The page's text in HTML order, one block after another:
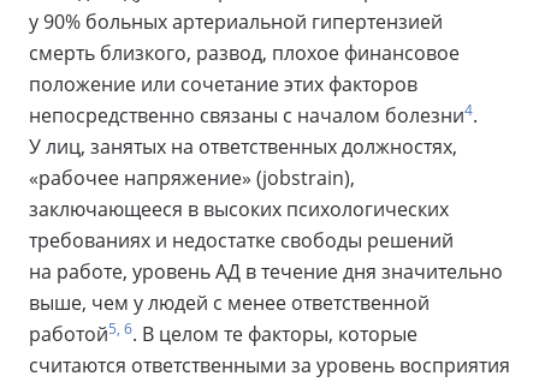
у 90% больных артериальной гипертензией
смерть близкого, развод, плохое финансовое
положение или сочетание этих факторов
непосредственно связаны с началом болезни4.
У лиц, занятых на ответственных должностях,
«рабочее напряжение» (jobstrain),
заключающееся в высоких психологических
требованиях и недостатке свободы решений
на работе, уровень АД в течение дня значительно
выше, чем у людей с менее ответственной
работой5, 6. В целом те факторы, которые
считаются ответственными за уровень восприятия